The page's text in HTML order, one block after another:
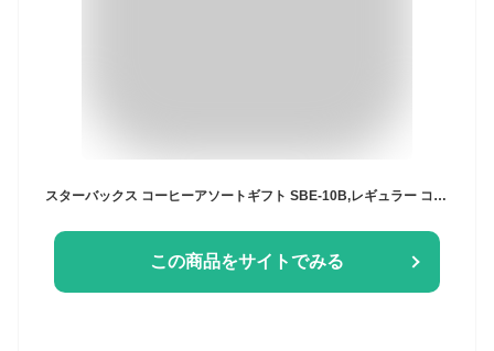
スターバックス コーヒーアソートギフト SBE-10B,レギュラー コーヒー,ドリップ,スティック コーヒー
この商品をサイトでみる